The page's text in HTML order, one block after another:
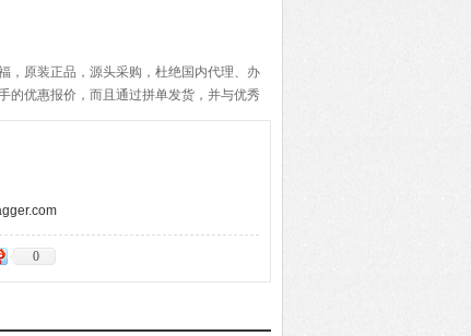
，原装正品，源头采购，杜绝国内代理、办
的优惠报价，而且通过拼单发货，并与优秀
确与快速，带给客户便捷的购物体验。
0